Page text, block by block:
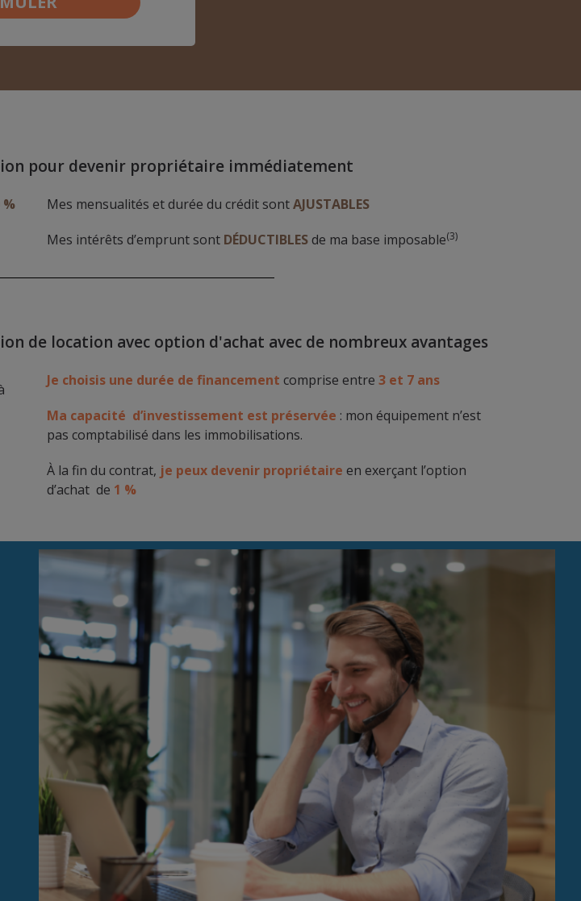
pour devenir propriétaire immédiatement
%
Mes mensualités et durée du crédit sontAJUSTABLES
Mes intérêts d’emprunt sont DÉDUCTIBLESde ma base imposable(3)
de location avec option d'achat avec de nombreux avantages
Je choisis une durée de financement comprise entre 3 et 7 ans
Ma capacité d’investissement est préservée : mon équipement n’est
pas comptabilisé dans les immobilisations.
À la fin du contrat, je peux devenir propriétaire en exerçant l’option
d’achat de 1 %